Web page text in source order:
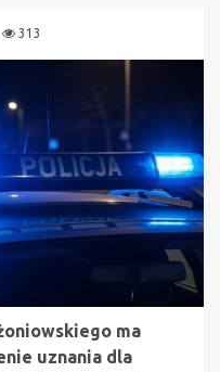
313
ma
uznania dla